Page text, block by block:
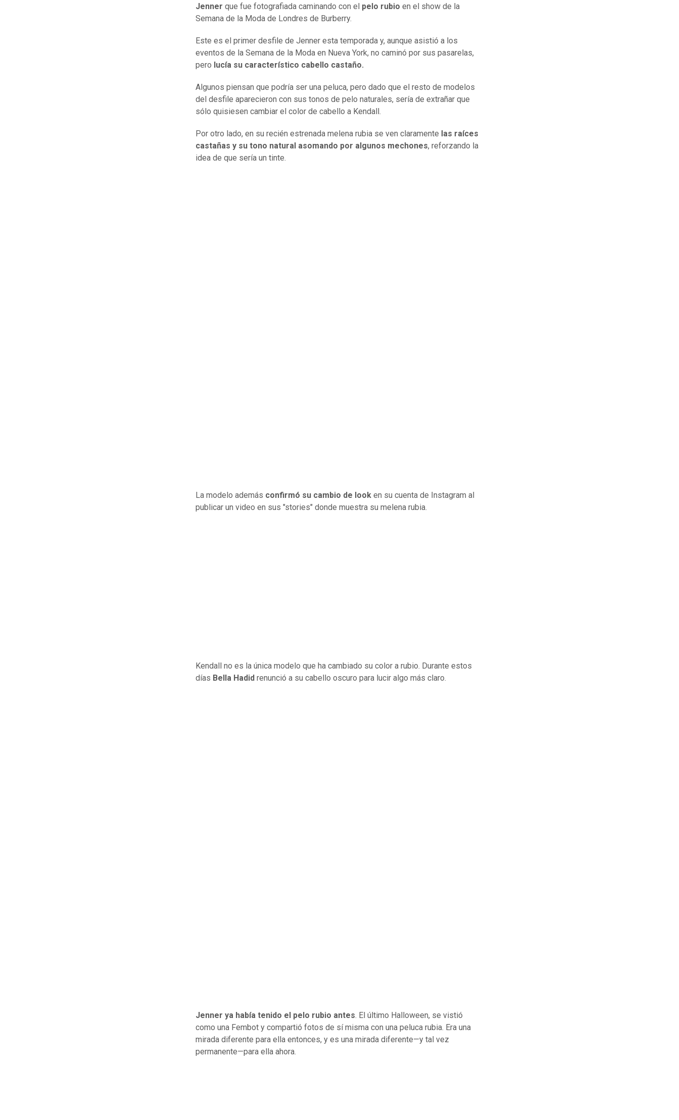
Jenner que fue fotografiada caminando con el pelo rubio en el show de la
Semana de la Moda de Londres de Burberry.
Este es el primer desfile de Jenner esta temporada y, aunque asistió a los
eventos de la Semana de la Moda en Nueva York, no caminó por sus pasarelas,
pero lucía su característico cabello castaño.
Algunos piensan que podría ser una peluca, pero dado que el resto de modelos
del desfile aparecieron con sus tonos de pelo naturales, sería de extrañar que
sólo quisiesen cambiar el color de cabello a Kendall.
Por otro lado, en su recién estrenada melena rubia se ven claramente las raíces
castañas y su tono natural asomando por algunos mechones, reforzando la
idea de que sería un tinte.
La modelo además confirmó su cambio de look en su cuenta de Instagram al
publicar un video en sus "stories" donde muestra su melena rubia.
Kendall no es la única modelo que ha cambiado su color a rubio. Durante estos
días Bella Hadid renunció a su cabello oscuro para lucir algo más claro.
Jenner ya había tenido el pelo rubio antes. El último Halloween, se vistió
como una Fembot y compartió fotos de sí misma con una peluca rubia. Era una
mirada diferente para ella entonces, y es una mirada diferente—y tal vez
permanente—para ella ahora.